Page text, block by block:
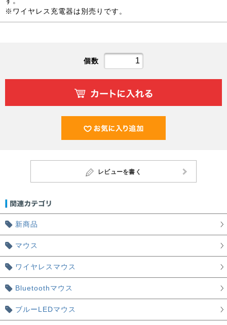
※ワイヤレス充電器は別売りです。
個数
レビューを書く
新商品
マウス
ワイヤレスマウス
Bluetoothマウス
ブルーLEDマウス